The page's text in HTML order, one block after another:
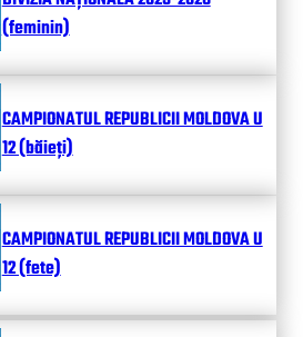
(feminin)
CAMPIONATUL REPUBLICII MOLDOVA U
12 (băieți)
CAMPIONATUL REPUBLICII MOLDOVA U
12 (fete)